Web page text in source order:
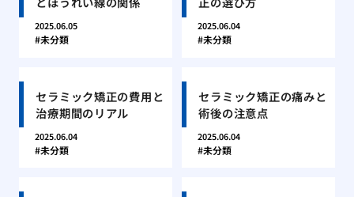
2025.06.05
未分類
2025.06.04
未分類
セラミック矯正の費用と
治療期間のリアル
2025.06.04
未分類
セラミック矯正の痛みと
術後の注意点
2025.06.04
未分類